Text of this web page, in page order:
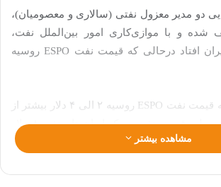
دو مدیر معزول نفتی (سالاری و معصومیان)،
و با موازی‌کاری امور بین‌الملل نفت،
قیمت نفت سبک ایران افتاد درحالی که قیمت نفت ESPO روسیه
یعنی در شرایطی که قیمت نفت ESPO روسیه ۲ الی ۴ دلار بیشتر از
برنت باقی مانده بود ولی قیمت نفت سبک ایران تا منفی ۸ دلار
کرد.
بدین ترتیب، اختلاف این دو نفت به جای ۲ الی ۳ دلار به بیش از ۱۰
مشاهده بیشتر